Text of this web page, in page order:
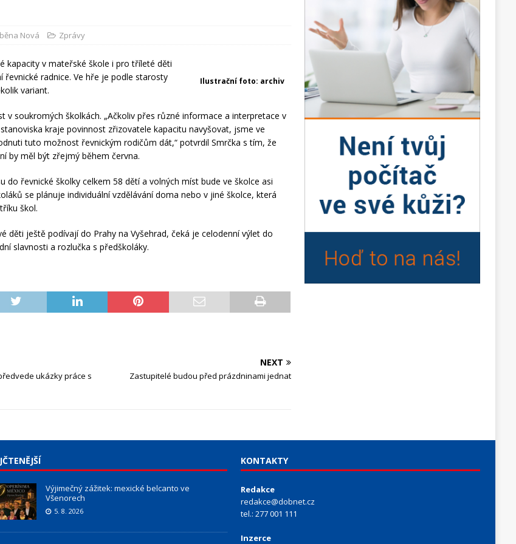
Nová Zprávy
Ilustrační foto: archiv
kapacity v mateřské škole i pro tříleté děti
řevnické radnice. Ve hře je podle starosty
variant.
v soukromých školkách. „Ačkoliv přes různé informace a interpretace v
kraje povinnost zřizovatele kapacitu navyšovat, jsme ve
tuto možnost řevnickým rodičům dát,“ potvrdil Smrčka s tím, že
by měl být zřejmý během června.
do řevnické školky celkem 58 dětí a volných míst bude ve školce asi
se plánuje individuální vzdělávání doma nebo v jiné školce, která
škol.
děti ještě podívají do Prahy na Vyšehrad, čeká je celodenní výlet do
slavnosti a rozlučka s předškoláky.
ukázky práce s
NEXT
Zastupitelé budou před prázdninami jednat
Výjimečný zážitek: mexické belcanto ve
Všenorech
5. 8. 2026
KONTAKTY
Redakce
redakce@dobnet.cz
tel.: 277 001 111
Inzerce